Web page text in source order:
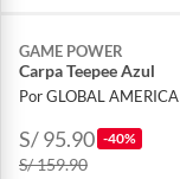
GAME POWER
Carpa Teepee Azul
Por GLOBAL AMERICA
S/ 95.90 -40%
S/ 159.90